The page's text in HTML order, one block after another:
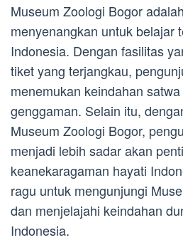
Museum Zoologi Bogor
menyenangkan untuk belajar
Indonesia. Dengan fasilitas
tiket yang terjangkau,
menemukan keindahan
genggaman. Selain itu,
Museum Zoologi Bogor,
menjadi lebih sadar akan
keanekaragaman hayati
ragu untuk mengunjungi
dan menjelajahi keindahan
Indonesia.